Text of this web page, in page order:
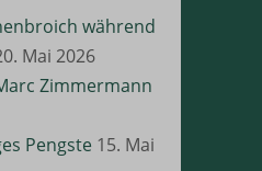
während
Mai 2026
Zimmermann
Pengste 15. Mai